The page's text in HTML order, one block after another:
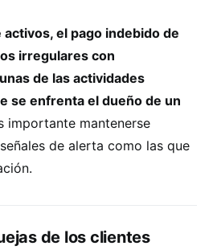
activos, el pago indebido de
irregulares con
de las actividades
se enfrenta el dueño de un
importante mantenerse
de alerta como las que
de los clientes